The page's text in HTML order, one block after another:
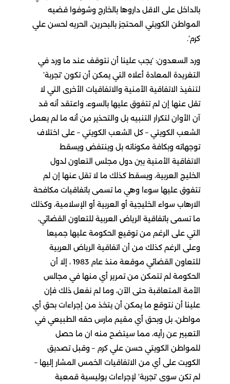
بالداخل على الاقل داروها بالخارج وشوفوا قضيه
المواطن الكويتي المحتجز بالبحرين، الحريه لحسن علي
كرم’.
ورد السعدون: ‘يجب علينا أن نتوقف عند ما ورد في
التغريدة المعادة أعلاه التي يمكن أن تكون ‘تجربة’
لتنفيذ الاتفاقية الأمنية والاتفاقيات الأخرى التي لا
تقل عنها إن لم تتفوق عليها بالسوء، واعتقد أنه قد
آن الأوان لتكرار التنبيه بل والتحذير من أنه ما لم يعمل
الشعب الكويتي – كل الشعب الكويتي – على اختلاف
توجهاته وبكافة مكوناته بل وينتفض ويسقط
الاتفاقية الأمنية بين دول مجلس التعاون لدول
الخليج العربية، ويسقط كذلك ما لا تقل عنها إن لم
تتفوق عليها سوءا وهي ما تسمى باتفاقيات مكافحة
الارهاب سواء الخليجية أو العربية أو الإسلامية، وكذلك
ما تسمى باتفاقية الرياض العربية للتعاون القضائي،
التي على الرغم من توقيع الحكومة عليها جميعا
وعلى الرغم كذلك من أن اتفاقية الرياض العربية
للتعاون القضائي موقعة منذ عام 1983 ، إلا أن
الحكومة لم تتمكن من تمرير أي منها في مجالس
الأمة المتعاقبة حتى الآن، وما لم نفعل ذلك فإن
علينا أن نتوقع ما يمكن أن يتخذ من إجراءات بحق أي
مواطن، بل وبحق أي مقيم مارس حقه الطبيعي في
التعبير عن رأيه، مما سيتضح منه ان ما حصل
للمواطن الكويتي حسن علي كرم – وقبل تصديق
الكويت على أي من الاتفاقيات الخمس المشار إليها –
لم تكن سوى ‘تجربة’ لإجراءات بوليسية قمعية